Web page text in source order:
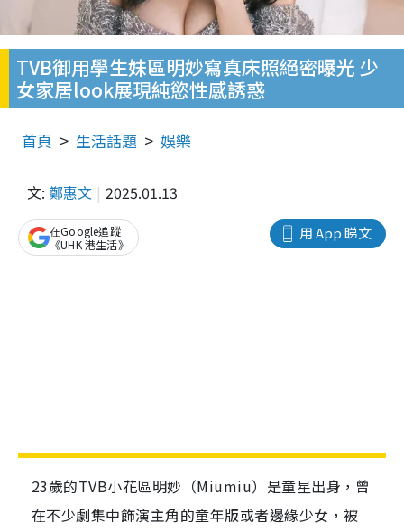
TVB御用學生妹區明妙寫真床照絕密曝光 少
女家居look展現純慾性感誘惑
首頁 生活話題 娛樂
文: 鄭惠文 2025.01.13
用 App 睇文
在Google追蹤
《UHK 港生活》
23歲的TVB小花區明妙（Miumiu）是童星出身，曾
在不少劇集中飾演主角的童年版或者邊緣少女，被